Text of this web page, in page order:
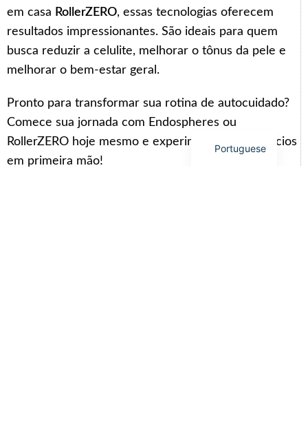
em casa RollerZERO, essas tecnologias oferecem
resultados impressionantes. São ideais para quem
busca reduzir a celulite, melhorar o tônus da pele e
melhorar o bem-estar geral.
Pronto para transformar sua rotina de autocuidado?
Comece sua jornada com Endospheres ou
RollerZERO hoje mesmo e experimente os benefícios
em primeira mão!
Portuguese
English
Spanish
Russian
Japanese
German